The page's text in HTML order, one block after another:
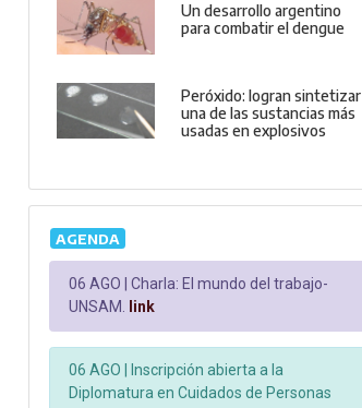
Un desarrollo argentino
para combatir el dengue
Peróxido: logran sintetizar
una de las sustancias más
usadas en explosivos
AGENDA
06 AGO |
Charla: El mundo del trabajo-
UNSAM.
link
06 AGO |
Inscripción abierta a la
Diplomatura en Cuidados de Personas